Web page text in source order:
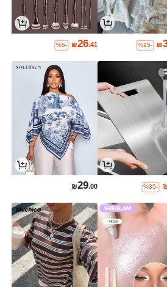
₪
%15-
₪26.41
%5-
₪
%35-
₪29.00